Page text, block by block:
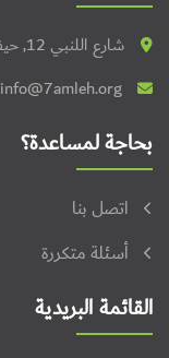
شارع اللنبي 12, حيفا 3309250
info@7amleh.org
بحاجة لمساعدة؟
اتصل بنا
أسئلة متكررة
القائمة البريدية